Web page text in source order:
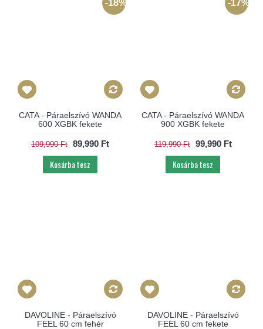
-18%
CATA - Páraelszívó WANDA
600 XGBK fekete
109,990 Ft 89,990 Ft
Kosárba tesz
-17%
CATA - Páraelszívó WANDA
900 XGBK fekete
119,990 Ft 99,990 Ft
Kosárba tesz
DAVOLINE - Páraelszívó
FEEL 60 cm fehér
DAVOLINE - Páraelszívó
FEEL 60 cm fekete